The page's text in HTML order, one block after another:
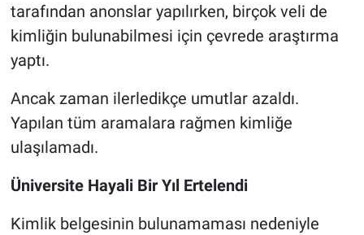
tarafından anonslar yapılırken, birçok veli de
kimliğin bulunabilmesi için çevrede araştırma
yaptı.
Ancak zaman ilerledikçe umutlar azaldı.
Yapılan tüm aramalara rağmen kimliğe
ulaşılamadı.
Üniversite Hayali Bir Yıl Ertelendi
Kimlik belgesinin bulunamaması nedeniyle